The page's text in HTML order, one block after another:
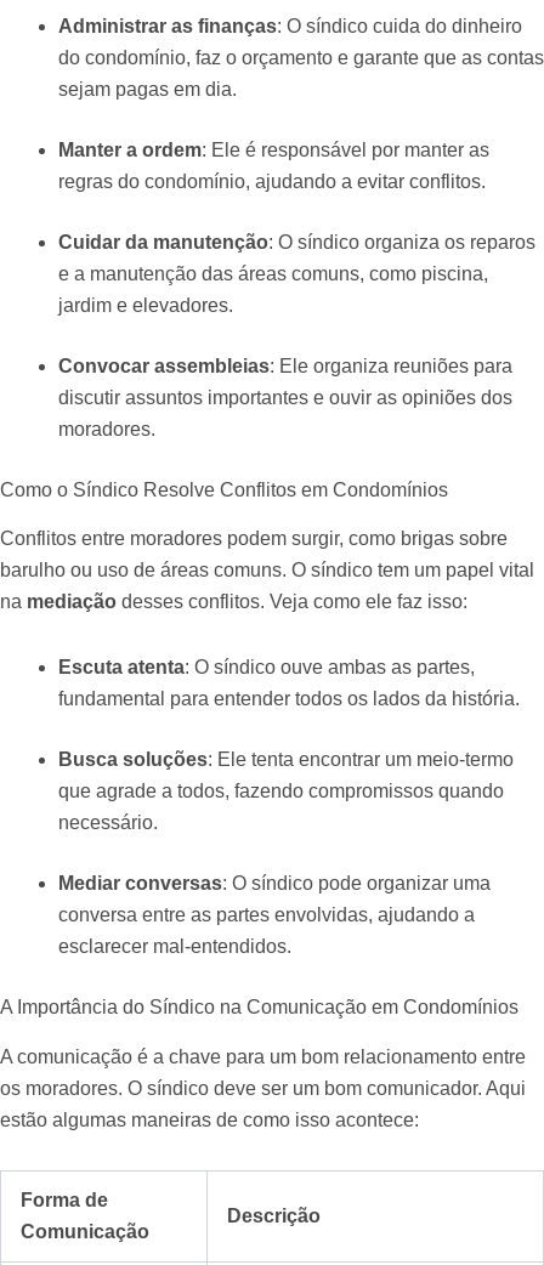
Administrar as finanças: O síndico cuida do dinheiro
do condomínio, faz o orçamento e garante que as contas
sejam pagas em dia.
Manter a ordem: Ele é responsável por manter as
regras do condomínio, ajudando a evitar conflitos.
Cuidar da manutenção: O síndico organiza os reparos
e a manutenção das áreas comuns, como piscina,
jardim e elevadores.
Convocar assembleias: Ele organiza reuniões para
discutir assuntos importantes e ouvir as opiniões dos
moradores.
Como o Síndico Resolve Conflitos em Condomínios
Conflitos entre moradores podem surgir, como brigas sobre
barulho ou uso de áreas comuns. O síndico tem um papel vital
na mediação desses conflitos. Veja como ele faz isso:
Escuta atenta: O síndico ouve ambas as partes,
fundamental para entender todos os lados da história.
Busca soluções: Ele tenta encontrar um meio-termo
que agrade a todos, fazendo compromissos quando
necessário.
Mediar conversas: O síndico pode organizar uma
conversa entre as partes envolvidas, ajudando a
esclarecer mal-entendidos.
A Importância do Síndico na Comunicação em Condomínios
A comunicação é a chave para um bom relacionamento entre
os moradores. O síndico deve ser um bom comunicador. Aqui
estão algumas maneiras de como isso acontece:
Forma de
Comunicação
Descrição